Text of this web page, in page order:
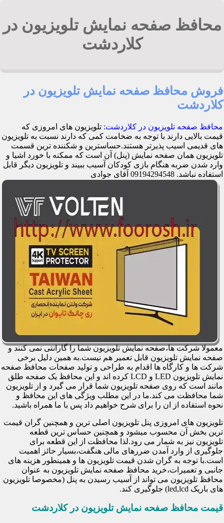
محافظ صفحه نمایش تلویزیون در
کلاردشت
فروش محافظ صفحه نمایش تلویزیون در
کلاردشت
محافظ صفحه تلویزیون در کلاردشت: تلویزیون های امروزی که
قیمت بالایی دارند با توجه به ضخامت کمی که دارند نسبت به تلویزیون
های قدیمی اسیب پذیرتر هستند.حساسترین و شکننده ترین قسمت
تلویزیون همان صفحه نمایش (پنل) آن است که ممکنه با خورد اشیا و
وارد شدن ضربه هنگام بازی کودکان آسیب ببیند و تلویزیون دیگر قابل
استفاده نباشد. 09194294548 آقای جوادی
معمولا شرکت ها،صفحه نمایش تلویزیون شما را گارانتی نمی کنند و
صفحه نمایش تلویزیون قابل تعمیر هم نیست.به همین دلیل برخی
شرکت ها و کارگاه ها اقدام به طراحی و تولید صفحات محافظ صفحه
نمایش تلویزیون LED و LCD کرده اند و این محافظ یک صفحه طلق
مانند است که روی صفحه تلویزیون شما قرار می گیرد و از تلویزیون
شما محافظت می کند.ما در این مطلب ویژگی های این محافظ و
نحوه استفاده از ان را برای شرح خواهیم داد پس با ما همراه باشید.
تلویزیون های امروزی پنل تلویزیون اصلی ترین و همچنین گران قیمت
ترین بخش آن محسوب میشود و همچنین حساس ترین قطعه
تلویزیون نیز به شمار می رود.لذا محافظت از این قطعه برای
جلوگیری از وارد آمدن ضررهای مالی هنگفت،بسیار حائز اهمیت
است.با توجه به گران شدن قیمت تلویزیون ها و همینطور هزینه های
جانبی و تعمیرات،خرید محافظ صفحه نمایش تلویزیون به عنوان
محافظ تلویزیون می تواند از آسیب رسیدن به پنل (مخصوصا تلویزیون
های باریک led,lcd) جلوگیری کند.
قیمت محافظ صفحه نمایش تلویزیون در کلاردشت